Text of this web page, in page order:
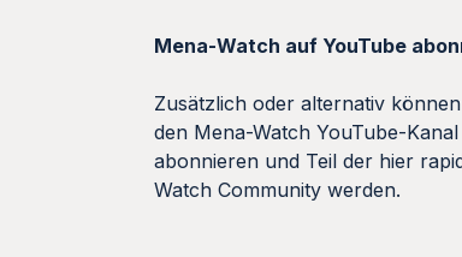
Mena-Watch auf YouTube
Zusätzlich oder alternativ
den Mena-Watch YouTube-
abonnieren und Teil der hier
Watch Community werden.